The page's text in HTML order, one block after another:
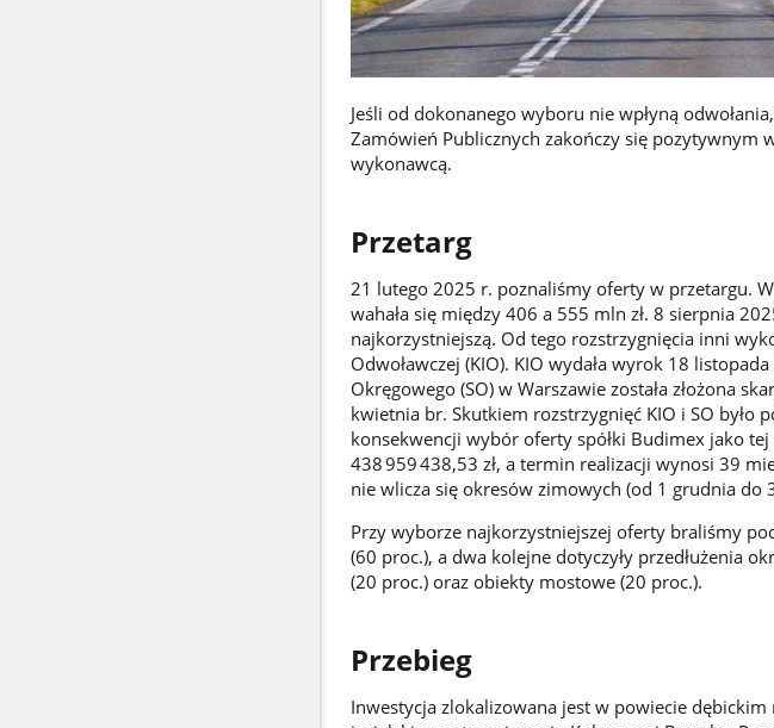
Jeśli od dokonanego wyboru nie wpłyną
Zamówień Publicznych zakończy się
wykonawcą.
Przetarg
21 lutego 2025 r. poznaliśmy oferty w przetargu.
wahała się między 406 a 555 mln zł. 8 sierpnia
najkorzystniejszą. Od tego rozstrzygnięcia inni
Odwoławczej (KIO). KIO wydała wyrok 18
Okręgowego (SO) w Warszawie została złożona
kwietnia br. Skutkiem rozstrzygnięć KIO i SO było
konsekwencji wybór oferty spółki Budimex jako
438 959 438,53 zł, a termin realizacji wynosi 39
nie wlicza się okresów zimowych (od 1 grudnia do
Przy wyborze najkorzystniejszej oferty braliśmy
(60 proc.), a dwa kolejne dotyczyły przedłużenia
(20 proc.) oraz obiekty mostowe (20 proc.).
Przebieg
Inwestycja zlokalizowana jest w powiecie